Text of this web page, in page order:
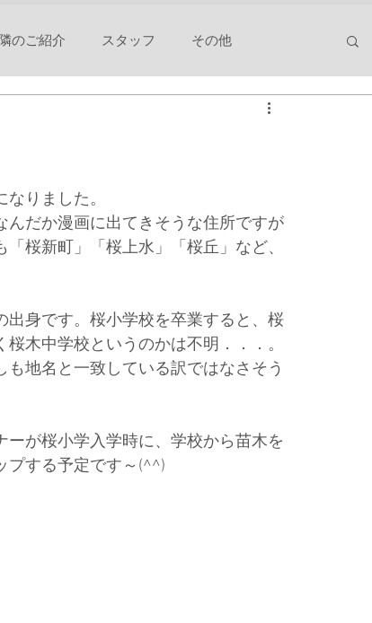
のご紹介 スタッフ その他
りました。
だか漫画に出てきそうな住所ですが
桜新町」「桜上水」「桜丘」など、
身です。桜小学校を卒業すると、桜
木中学校というのかは不明．．．。
地名と一致している訳ではなさそう
が桜小学入学時に、学校から苗木を
プする予定です～(^^)